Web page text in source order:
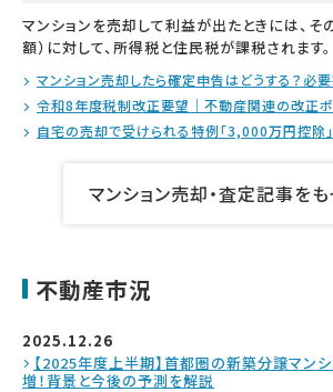
マンションを売却して利益が出たときには、そ
額）に対して、所得税と住民税が課税されます。
マンション売却したら確定申告はどうする？必
令和8年度税制改正要望｜不動産関連の改正
自宅の売却で受けられる特例「3,000万円控除」
マンション売却・査定記事をも
不動産市況
2025.12.26
【2025年度上半期】首都圏の新築分譲マン
増！背景と今後の予測を解説